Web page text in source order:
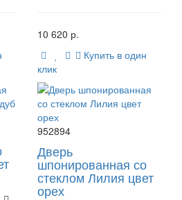
10 620 р.
Купить в один
клик
952894
Дверь
шпонированная со
стеклом Лилия цвет
орех